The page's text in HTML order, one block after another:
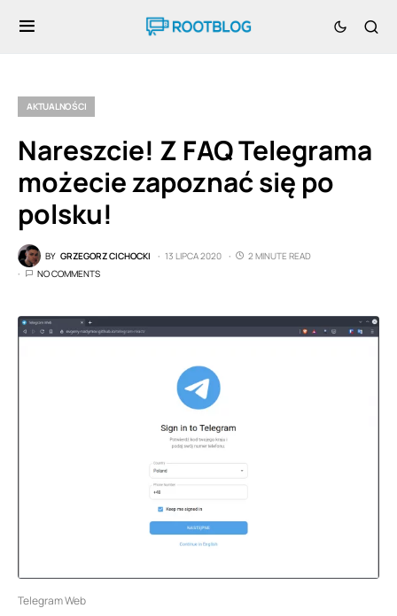
AKTUALNOŚCI
Nareszcie! Z FAQ Telegrama
możecie zapoznać się po
polsku!
BY GRZEGORZ CICHOCKI 13 LIPCA 2020
2 MINUTE READ
NO COMMENTS
Telegram Web